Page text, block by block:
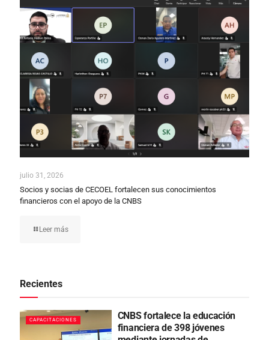
julio 31, 2026
Socios y socias de CECOEL fortalecen sus conocimientos
financieros con el apoyo de la CNBS
Leer más
Recientes
CAPACITACIONES
CNBS fortalece la educación
financiera de 398 jóvenes